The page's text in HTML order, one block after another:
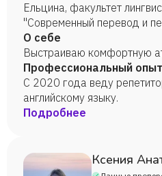
Ельцина, факультет
"Современный перевод и
год.
О себе
Выстраиваю комфортную
Профессиональный опыт
С 2020 года веду
английскому языку.
Подробнее
Ксения